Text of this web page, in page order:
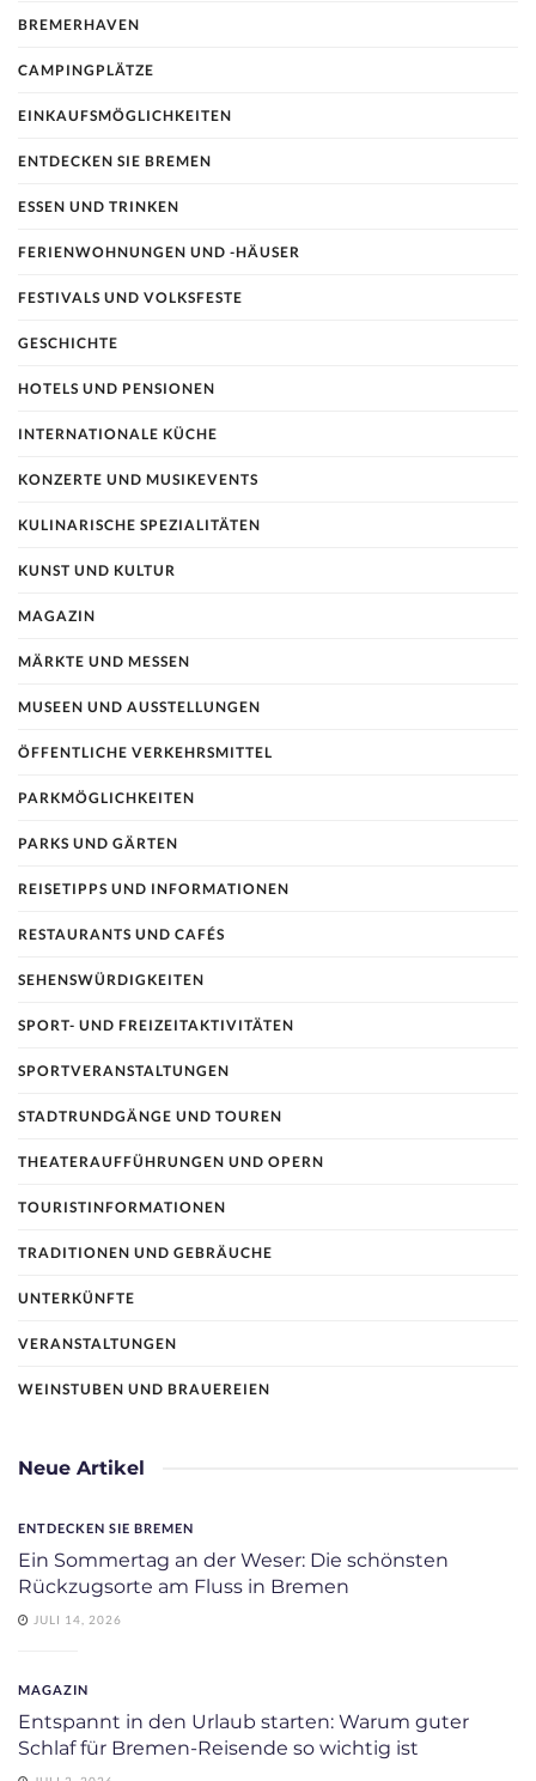
BREMERHAVEN
CAMPINGPLÄTZE
EINKAUFSMÖGLICHKEITEN
ENTDECKEN SIE BREMEN
ESSEN UND TRINKEN
FERIENWOHNUNGEN UND -HÄUSER
FESTIVALS UND VOLKSFESTE
GESCHICHTE
HOTELS UND PENSIONEN
INTERNATIONALE KÜCHE
KONZERTE UND MUSIKEVENTS
KULINARISCHE SPEZIALITÄTEN
KUNST UND KULTUR
MAGAZIN
MÄRKTE UND MESSEN
MUSEEN UND AUSSTELLUNGEN
ÖFFENTLICHE VERKEHRSMITTEL
PARKMÖGLICHKEITEN
PARKS UND GÄRTEN
REISETIPPS UND INFORMATIONEN
RESTAURANTS UND CAFÉS
SEHENSWÜRDIGKEITEN
SPORT- UND FREIZEITAKTIVITÄTEN
SPORTVERANSTALTUNGEN
STADTRUNDGÄNGE UND TOUREN
THEATERAUFFÜHRUNGEN UND OPERN
TOURISTINFORMATIONEN
TRADITIONEN UND GEBRÄUCHE
UNTERKÜNFTE
VERANSTALTUNGEN
WEINSTUBEN UND BRAUEREIEN
Neue Artikel
ENTDECKEN SIE BREMEN
Ein Sommertag an der Weser: Die schönsten
Rückzugsorte am Fluss in Bremen
JULI 14, 2026
MAGAZIN
Entspannt in den Urlaub starten: Warum guter
Schlaf für Bremen-Reisende so wichtig ist